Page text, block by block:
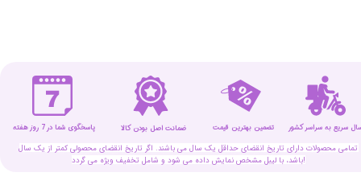
تمامی محصولات دارای تاریخ انقضای حداقل یک سال می باشند. اگر تاریخ انقضای محصولی کمتر از یک سال
باشد، با لیبل مشخص نمایش داده می شود و شامل تخفیف ویژه می گردد!
ضمانت اصل بودن کالا تضمین بهترین قیمت پاسخگوی شما در 7 روز هفته سریع به سراسر کشور